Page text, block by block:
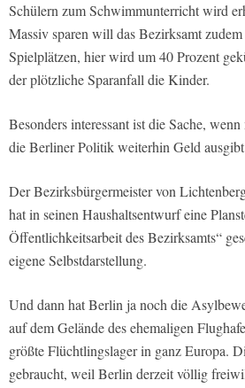
Schülern zum Schwimmunterricht wird
Massiv sparen will das Bezirksamt
Spielplätzen, hier wird um 40 Prozent
der plötzliche Sparanfall die Kinder.
Besonders interessant ist die Sache,
die Berliner Politik weiterhin Geld ausgibt
Der Bezirksbürgermeister von
hat in seinen Haushaltsentwurf eine
Öffentlichkeitsarbeit des Bezirksamts“
eigene Selbstdarstellung.
Und dann hat Berlin ja noch die
auf dem Gelände des ehemaligen
größte Flüchtlingslager in ganz Europa.
gebraucht, weil Berlin derzeit völlig